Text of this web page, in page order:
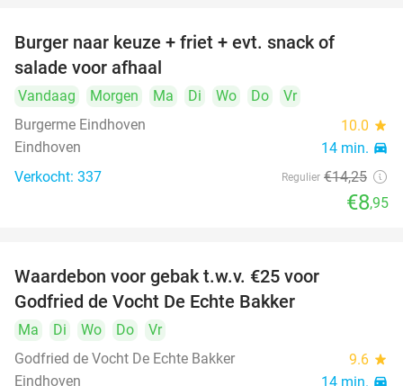
Burger naar keuze + friet + evt. snack of
salade voor afhaal
Vandaag Morgen Ma Di Wo Do
Vr
Burgerme Eindhoven
10.0 star
Eindhoven 14 min. directions_car
Verkocht: 337 Regulier €14,25
€8,95
Waardebon voor gebak t.w.v. €25 voor
Godfried de Vocht De Echte Bakker
Ma Di Wo Do
Vr
Godfried de Vocht De Echte Bakker
9.6 star
Eindhoven 14 min. directions_car